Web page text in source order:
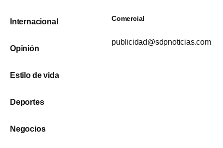
Internacional
Opinión
Estilo de vida
Deportes
Negocios
Comercial
publicidad@sdpnoticias.com